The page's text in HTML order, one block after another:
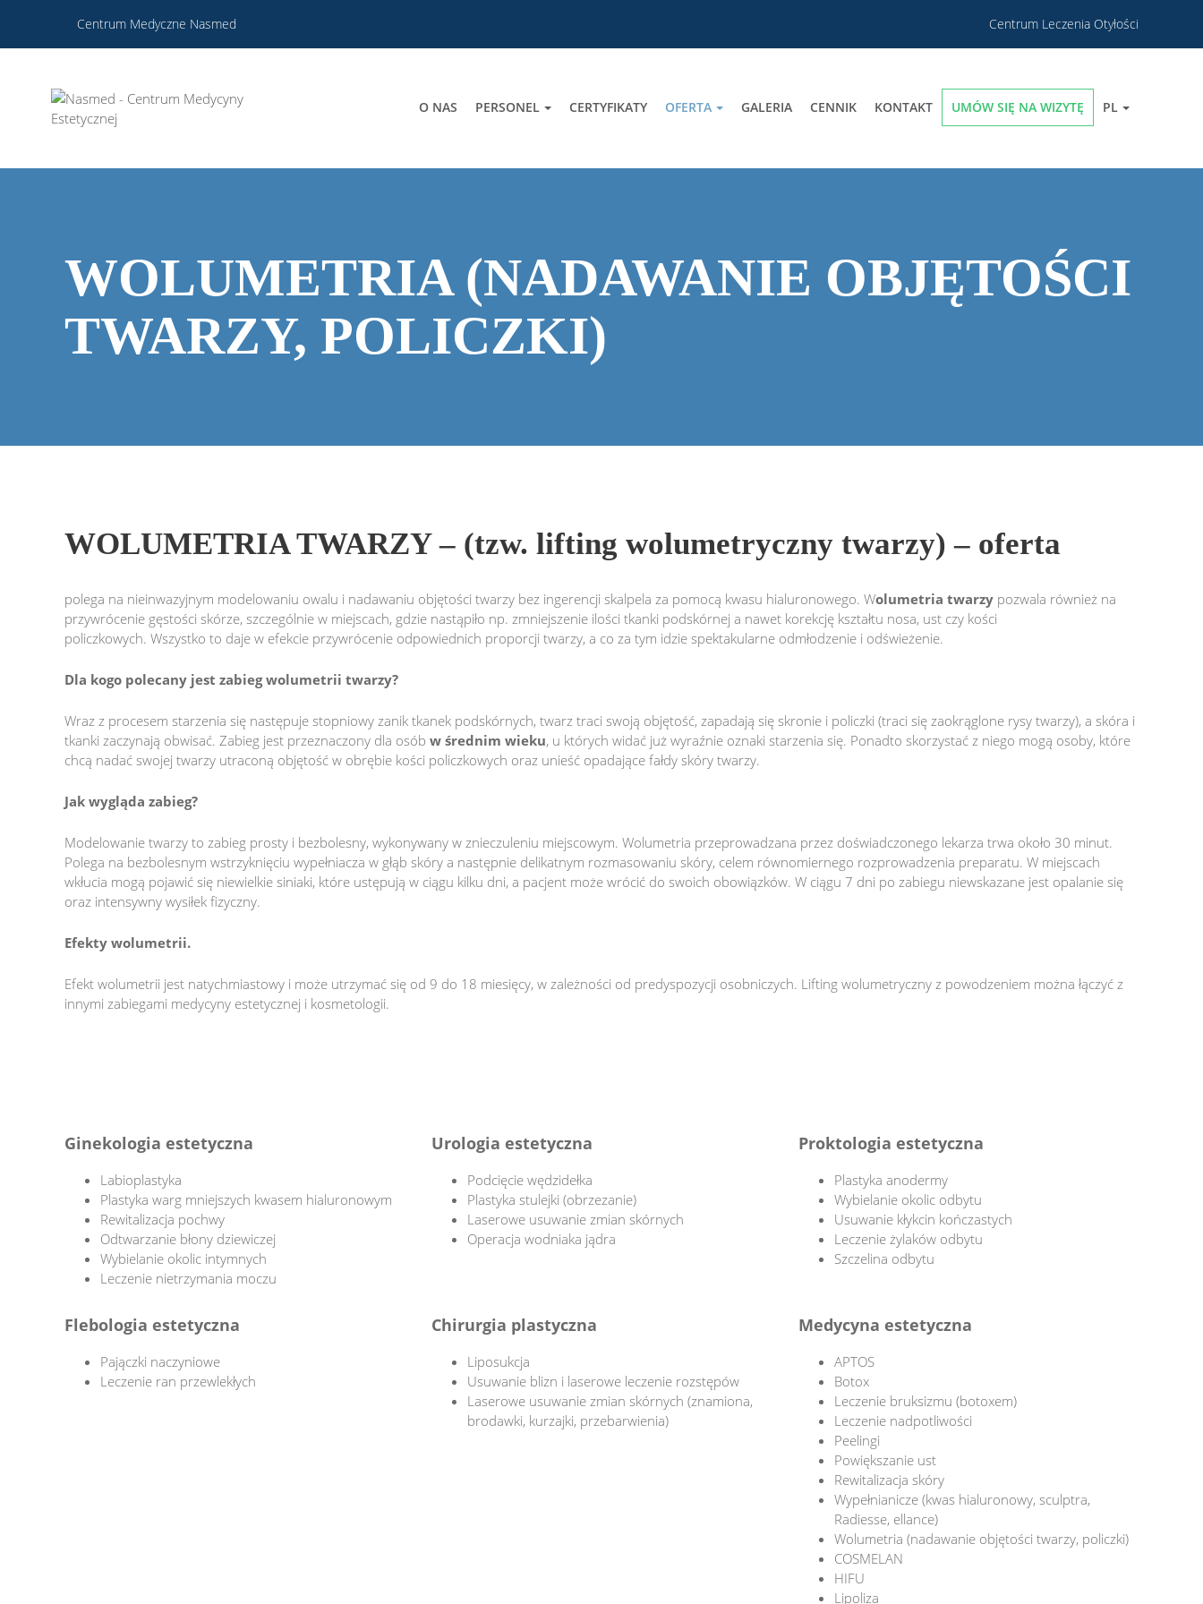
Centrum Medyczne Nasmed Centrum Leczenia Otyłości
O NAS PERSONEL CERTYFIKATY OFERTA GALERIA CENNIK KONTAKT UMÓW SIĘ NA WIZYTĘ PL
WOLUMETRIA (NADAWANIE OBJĘTOŚCI
TWARZY, POLICZKI)
WOLUMETRIA TWARZY – (tzw. lifting wolumetryczny twarzy) – oferta
polega na nieinwazyjnym modelowaniu owalu i nadawaniu objętości twarzy bez ingerencji skalpela za pomocą kwasu hialuronowego. Wolumetria twarzy pozwala również na
przywrócenie gęstości skórze, szczególnie w miejscach, gdzie nastąpiło np. zmniejszenie ilości tkanki podskórnej a nawet korekcję kształtu nosa, ust czy kości
policzkowych. Wszystko to daje w efekcie przywrócenie odpowiednich proporcji twarzy, a co za tym idzie spektakularne odmłodzenie i odświeżenie.
Dla kogo polecany jest zabieg wolumetrii twarzy?
Wraz z procesem starzenia się następuje stopniowy zanik tkanek podskórnych, twarz traci swoją objętość, zapadają się skronie i policzki (traci się zaokrąglone rysy twarzy), a skóra i
tkanki zaczynają obwisać. Zabieg jest przeznaczony dla osób w średnim wieku, u których widać już wyraźnie oznaki starzenia się. Ponadto skorzystać z niego mogą osoby, które
chcą nadać swojej twarzy utraconą objętość w obrębie kości policzkowych oraz unieść opadające fałdy skóry twarzy.
Jak wygląda zabieg?
Modelowanie twarzy to zabieg prosty i bezbolesny, wykonywany w znieczuleniu miejscowym. Wolumetria przeprowadzana przez doświadczonego lekarza trwa około 30 minut.
Polega na bezbolesnym wstrzyknięciu wypełniacza w głąb skóry a następnie delikatnym rozmasowaniu skóry, celem równomiernego rozprowadzenia preparatu. W miejscach
wkłucia mogą pojawić się niewielkie siniaki, które ustępują w ciągu kilku dni, a pacjent może wrócić do swoich obowiązków. W ciągu 7 dni po zabiegu niewskazane jest opalanie się
oraz intensywny wysiłek fizyczny.
Efekty wolumetrii.
Efekt wolumetrii jest natychmiastowy i może utrzymać się od 9 do 18 miesięcy, w zależności od predyspozycji osobniczych. Lifting wolumetryczny z powodzeniem można łączyć z
innymi zabiegami medycyny estetycznej i kosmetologii.
Ginekologia estetyczna
Labioplastyka
Plastyka warg mniejszych kwasem hialuronowym
Rewitalizacja pochwy
Odtwarzanie błony dziewiczej
Wybielanie okolic intymnych
Leczenie nietrzymania moczu
Urologia estetyczna
Podcięcie wędzidełka
Plastyka stulejki (obrzezanie)
Laserowe usuwanie zmian skórnych
Operacja wodniaka jądra
Proktologia estetyczna
Plastyka anodermy
Wybielanie okolic odbytu
Usuwanie kłykcin kończastych
Leczenie żylaków odbytu
Szczelina odbytu
Flebologia estetyczna
Pajączki naczyniowe
Leczenie ran przewlekłych
Chirurgia plastyczna
Liposukcja
Usuwanie blizn i laserowe leczenie rozstępów
Laserowe usuwanie zmian skórnych (znamiona,
brodawki, kurzajki, przebarwienia)
Medycyna estetyczna
APTOS
Botox
Leczenie bruksizmu (botoxem)
Leczenie nadpotliwości
Peelingi
Powiększanie ust
Rewitalizacja skóry
Wypełnianicze (kwas hialuronowy, sculptra,
Radiesse, ellance)
Wolumetria (nadawanie objętości twarzy, policzki)
COSMELAN
HIFU
Lipoliza